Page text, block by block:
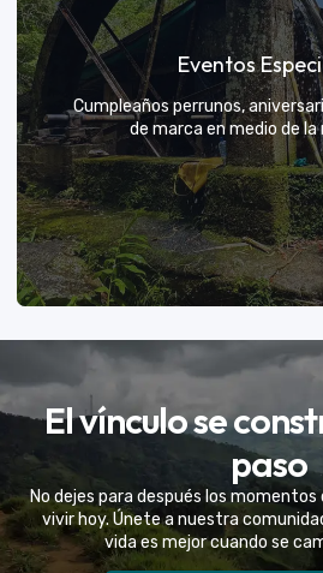
Formación y
Aprende de expertos a ser el
propio
VER MÁS
Eventos
Cumpleaños perrunos,
de marca en medio de
Eventos
Celebramos la vida de tu
experiencia fuera
El vínculo se
paso
No dejes para después los
vivir hoy. Únete a nuestra
vida es mejor cuando se